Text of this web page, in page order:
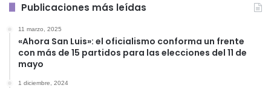
Publicaciones más leídas
11 marzo, 2025
«Ahora San Luis»: el oficialismo conforma un frente
con más de 15 partidos para las elecciones del 11 de
mayo
1 diciembre, 2024